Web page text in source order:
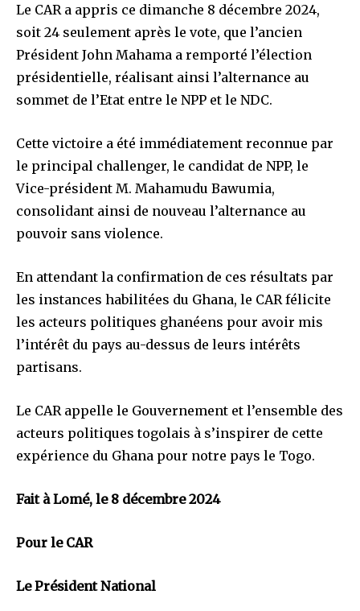
Le CAR a appris ce dimanche 8 décembre 2024,
soit 24 seulement après le vote, que l’ancien
Président John Mahama a remporté l’élection
présidentielle, réalisant ainsi l’alternance au
sommet de l’Etat entre le NPP et le NDC.
Cette victoire a été immédiatement reconnue par
le principal challenger, le candidat de NPP, le
Vice-président M. Mahamudu Bawumia,
consolidant ainsi de nouveau l’alternance au
pouvoir sans violence.
En attendant la confirmation de ces résultats par
les instances habilitées du Ghana, le CAR félicite
les acteurs politiques ghanéens pour avoir mis
l’intérêt du pays au-dessus de leurs intérêts
partisans.
Le CAR appelle le Gouvernement et l’ensemble des
acteurs politiques togolais à s’inspirer de cette
expérience du Ghana pour notre pays le Togo.
Fait à Lomé, le 8 décembre 2024
Pour le CAR
Le Président National